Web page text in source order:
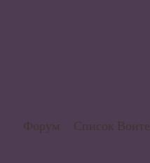
Форум Список